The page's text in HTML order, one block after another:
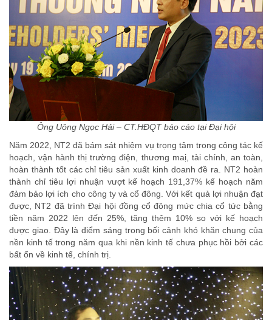
Ông Uông Ngọc Hải – CT.HĐQT báo cáo tại Đại hội
Năm 2022, NT2 đã bám sát nhiệm vụ trọng tâm trong công tác kế
hoạch, vận hành thị trường điện, thương maị, tài chính, an toàn,
hoàn thành tốt các chỉ tiêu sản xuất kinh doanh đề ra. NT2 hoàn
thành chỉ tiêu lợi nhuận vượt kế hoạch 191,37% kế hoạch năm
đảm bảo lợi ích cho công ty và cổ đông. Với kết quả lợi nhuận đạt
được, NT2 đã trình Đại hội đồng cổ đông mức chia cổ tức bằng
tiền năm 2022 lên đến 25%, tăng thêm 10% so với kế hoạch
được giao. Đây là điểm sáng trong bối cảnh khó khăn chung của
nền kinh tế trong năm qua khi nền kinh tế chưa phục hồi bởi các
bất ổn về kinh tế, chính trị.